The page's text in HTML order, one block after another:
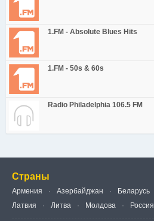
1.FM - Absolute Blues Hits
1.FM - 50s & 60s
Radio Philadelphia 106.5 FM
Страны
Армения Азербайджан Беларусь
Латвия
Литва Молдова Россия